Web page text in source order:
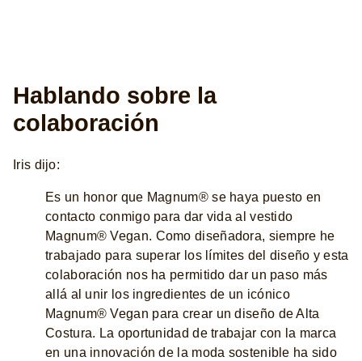
Hablando sobre la
colaboración
Iris dijo:
Es un honor que Magnum® se haya puesto en
contacto conmigo para dar vida al vestido
Magnum® Vegan. Como diseñadora, siempre he
trabajado para superar los límites del diseño y esta
colaboración nos ha permitido dar un paso más
allá al unir los ingredientes de un icónico
Magnum® Vegan para crear un diseño de Alta
Costura. La oportunidad de trabajar con la marca
en una innovación de la moda sostenible ha sido